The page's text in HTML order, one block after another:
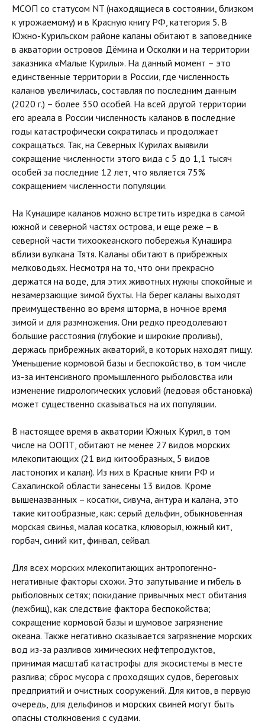
МСОП со статусом NT (находящиеся в состоянии, близком
к угрожаемому) и в Красную книгу РФ, категория 5. В
Южно-Курильском районе каланы обитают в заповеднике
в акватории островов Дёмина и Осколки и на территории
заказника «Малые Курилы». На данный момент – это
единственные территории в России, где численность
каланов увеличилась, составляя по последним данным
(2020 г.) – более 350 особей. На всей другой территории
его ареала в России численность каланов в последние
годы катастрофически сократилась и продолжает
сокращаться. Так, на Северных Курилах выявили
сокращение численности этого вида с 5 до 1,1 тысяч
особей за последние 12 лет, что является 75%
сокращением численности популяции.
На Кунашире каланов можно встретить изредка в самой
южной и северной частях острова, и еще реже – в
северной части тихоокеанского побережья Кунашира
вблизи вулкана Тятя. Каланы обитают в прибрежных
мелководьях. Несмотря на то, что они прекрасно
держатся на воде, для этих животных нужны спокойные и
незамерзающие зимой бухты. На берег каланы выходят
преимущественно во время шторма, в ночное время
зимой и для размножения. Они редко преодолевают
большие расстояния (глубокие и широкие проливы),
держась прибрежных акваторий, в которых находят пищу.
Уменьшение кормовой базы и беспокойство, в том числе
из-за интенсивного промышленного рыболовства или
изменение гидрологических условий (ледовая обстановка)
может существенно сказываться на их популяции.
В настоящее время в акватории Южных Курил, в том
числе на ООПТ, обитают не менее 27 видов морских
млекопитающих (21 вид китообразных, 5 видов
ластоногих и калан). Из них в Красные книги РФ и
Сахалинской области занесены 13 видов. Кроме
вышеназванных – косатки, сивуча, антура и калана, это
такие китообразные, как: серый дельфин, обыкновенная
морская свинья, малая косатка, клюворыл, южный кит,
горбач, синий кит, финвал, сейвал.
Для всех морских млекопитающих антропогенно-
негативные факторы схожи. Это запутывание и гибель в
рыболовных сетях; покидание привычных мест обитания
(лежбищ), как следствие фактора беспокойства;
сокращение кормовой базы и шумовое загрязнение
океана. Также негативно сказывается загрязнение морских
вод из-за разливов химических нефтепродуктов,
принимая масштаб катастрофы для экосистемы в месте
разлива; сброс мусора с проходящих судов, береговых
предприятий и очистных сооружений. Для китов, в первую
очередь, для дельфинов и морских свиней могут быть
опасны столкновения с судами.